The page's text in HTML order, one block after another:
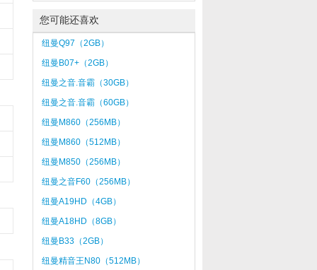
您可能还喜欢
纽曼Q97（2GB）
纽曼B07+（2GB）
纽曼之音.音霸（30GB）
纽曼之音.音霸（60GB）
纽曼M860（256MB）
纽曼M860（512MB）
纽曼M850（256MB）
纽曼之音F60（256MB）
纽曼A19HD（4GB）
纽曼A18HD（8GB）
纽曼B33（2GB）
纽曼精音王N80（512MB）